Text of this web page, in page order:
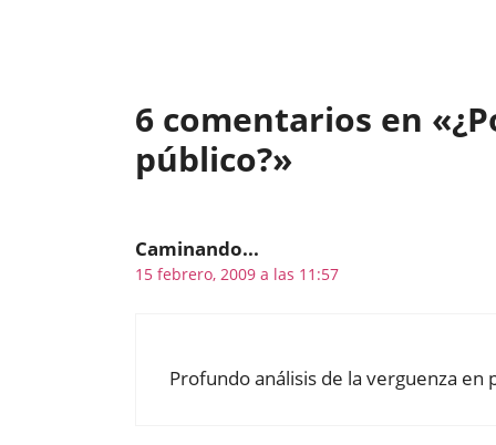
6 comentarios en
público?»
Caminando...
15 febrero, 2009 a las 11:57
Profundo análisis de la verguenza en